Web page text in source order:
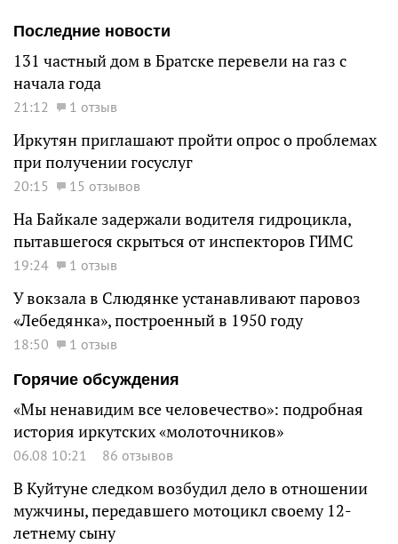
Последние новости
131 частный дом в Братске перевели на газ с
начала года
21:12 1 отзыв
Иркутян приглашают пройти опрос о проблемах
при получении госуслуг
20:15 15 отзывов
На Байкале задержали водителя гидроцикла,
пытавшегося скрыться от инспекторов ГИМС
19:24 1 отзыв
У вокзала в Слюдянке устанавливают паровоз
«Лебедянка», построенный в 1950 году
18:50
1 отзыв
Горячие обсуждения
«Мы ненавидим все человечество»: подробная
история иркутских «молоточников»
06.08 10:21 86 отзывов
В Куйтуне следком возбудил дело в отношении
мужчины, передавшего мотоцикл своему 12-
летнему сыну